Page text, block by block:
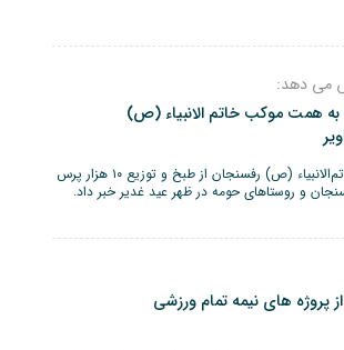
می دهد:
به همت موکب خاتم الانبیاء (ص)
مسؤول موکب خاتم‌الانبیاء (ص) رفسنجان از طبخ و توزیع ۱۰ هزار پرس
و روستاهای حومه در ظهر عید غدیر خبر داد.
پروژه های نیمه تمام ورزشی